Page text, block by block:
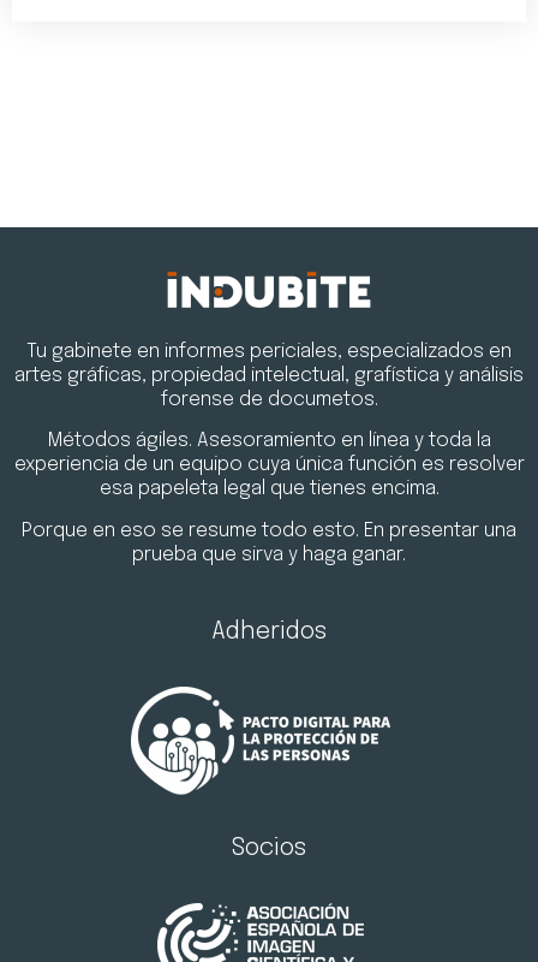
Tu gabinete en informes periciales, especializados en
artes gráficas, propiedad intelectual, grafística y análisis
forense de documetos.
Métodos ágiles. Asesoramiento en línea y toda la
experiencia de un equipo cuya única función es resolver
esa papeleta legal que tienes encima.
Porque en eso se resume todo esto. En presentar una
prueba que sirva y haga ganar.
Adheridos
Socios